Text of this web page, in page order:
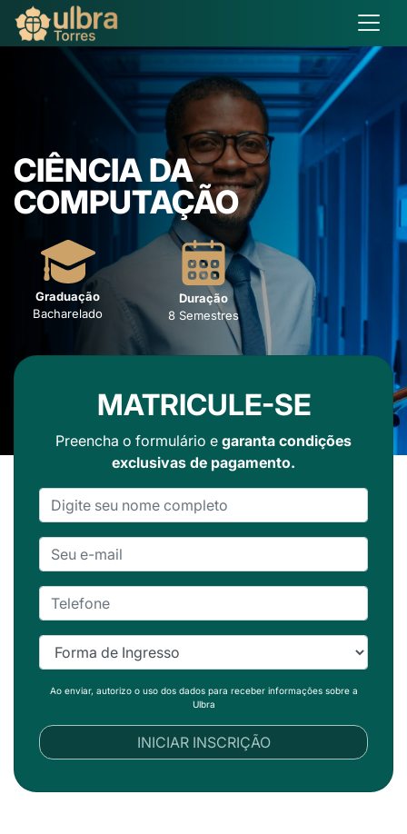
CIÊNCIA DA
COMPUTAÇÃO
Graduação
Bacharelado
Duração
8 Semestres
MATRICULE-SE
Preencha o formulário e garanta condições
exclusivas de pagamento.
Ao enviar, autorizo o uso dos dados para receber informações sobre a
Ulbra
INICIAR INSCRIÇÃO